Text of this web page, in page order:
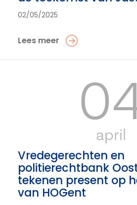
02/05/2025
Lees meer
april
Vredegerechten en
politierechtbank
tekenen present op
van HOGent